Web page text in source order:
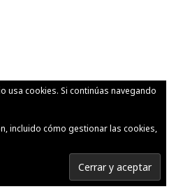
usa cookies. Si continúas navegando
incluido cómo gestionar las cookies,